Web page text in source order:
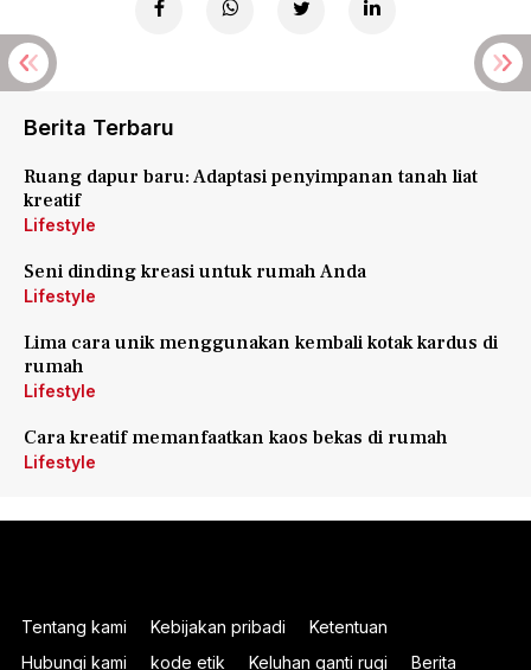
Berita Terbaru
Ruang dapur baru: Adaptasi penyimpanan tanah liat
kreatif
Lifestyle
Seni dinding kreasi untuk rumah Anda
Lifestyle
Lima cara unik menggunakan kembali kotak kardus di
rumah
Lifestyle
Cara kreatif memanfaatkan kaos bekas di rumah
Lifestyle
Tentang kami Kebijakan pribadi
Ketentuan
Hubungi kami
kode etik Keluhan ganti rugi Berita